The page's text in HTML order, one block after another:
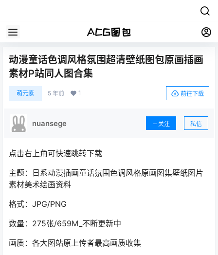
动漫童话色调风格氛围超清壁纸图包原画插画
素材P站同人图合集
萌元素 5 年前 1 前往下载
nuansege 关注 私信
点击右上角可快速跳转下载
主题：日系动漫插画童话氛围色调风格原画图集壁纸图片
素材美术绘画资料
格式：JPG/PNG
数量：275张/659M_不断更新中
画质：各大图站原上传者最高画质收集